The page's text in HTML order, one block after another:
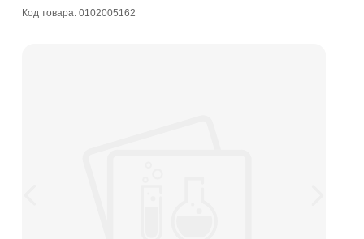
Код товара: 0102005162